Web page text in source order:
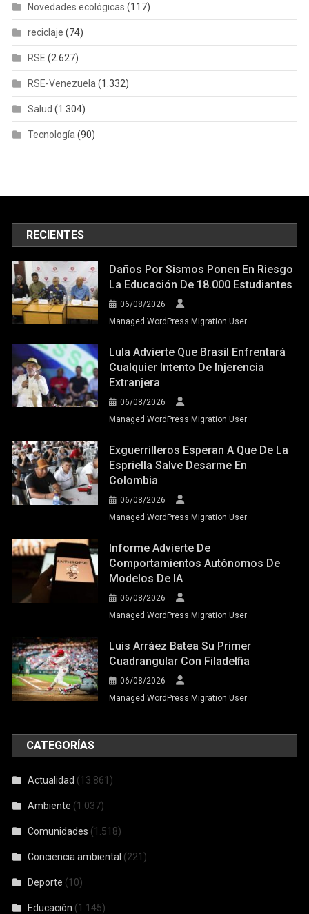
Novedades ecológicas (117)
reciclaje (74)
RSE (2.627)
RSE-Venezuela (1.332)
Salud (1.304)
Tecnología (90)
RECIENTES
Daños Por Sismos Ponen En Riesgo
La Educación De 18.000 Estudiantes
06/08/2026
Managed WordPress Migration User
Lula Advierte Que Brasil Enfrentará
Cualquier Intento De Injerencia
Extranjera
06/08/2026
Managed WordPress Migration User
Exguerrilleros Esperan A Que De La
Espriella Salve Desarme En
Colombia
06/08/2026
Managed WordPress Migration User
Informe Advierte De
Comportamientos Autónomos De
Modelos De IA
06/08/2026
Managed WordPress Migration User
Luis Arráez Batea Su Primer
Cuadrangular Con Filadelfia
06/08/2026
Managed WordPress Migration User
CATEGORÍAS
Actualidad (13.861)
Ambiente (1.037)
Comunidades (1.518)
Conciencia ambiental (221)
Deporte (10)
Educación (1.145)